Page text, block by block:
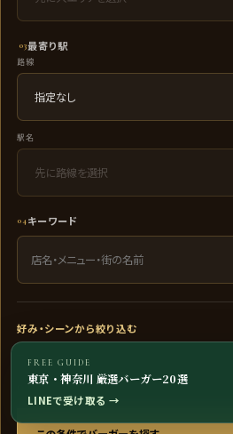
03最寄り駅
路線
駅名
04キーワード
好み・シーンから絞り込む
条件を選択中
FREE GUIDE
東京・神奈川 厳選バーガー20選
LINEで受け取る →